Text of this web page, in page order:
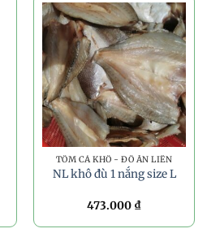
TÔM CÁ KHÔ - ĐỒ ĂN LIỀN
NL khô đù 1 nắng size L
473.000 ₫